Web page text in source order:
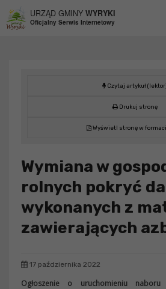
URZĄD GMINY WYRYKI
Oficjalny Serwis Internetowy
Czytaj artykuł
Drukuj stronę
Wyświetl stronę w
Wymiana w
rolnych pokryć
wykonanych z
zawierających
17 października 2022
Ogłoszenie o uruchomieniu